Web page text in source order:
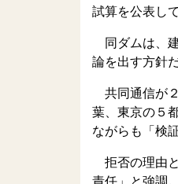
試算を公表し
同ダムは、
論を出す方針
共同通信が
葉、東京の５
ながらも「検
拒否の理由
責任」と強調